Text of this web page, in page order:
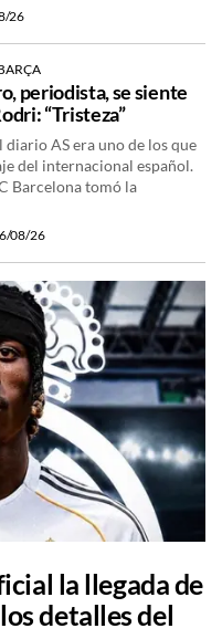
26
periodista, se siente
“Tristeza”
AS era uno de los que
del internacional español.
Barcelona tomó la
08/26
la llegada de
detalles del